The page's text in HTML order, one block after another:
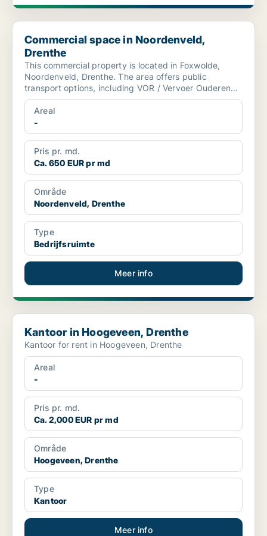
Commercial space in Noordenveld, Drenthe
Commercial space in Noordenveld,
Drenthe
This commercial property is located in Foxwolde,
Noordenveld, Drenthe. The area offers public
transport options, including VOR / Vervoer Ouderen
Noordenveld ...
Areal
-
Pris pr. md.
Ca. 650 EUR pr md
Område
Noordenveld, Drenthe
Type
Bedrijfsruimte
Meer info
Kantoor in Hoogeveen, Drenthe
Kantoor in Hoogeveen, Drenthe
Kantoor for rent in Hoogeveen, Drenthe
Areal
-
Pris pr. md.
Ca. 2,000 EUR pr md
Område
Hoogeveen, Drenthe
Type
Kantoor
Meer info